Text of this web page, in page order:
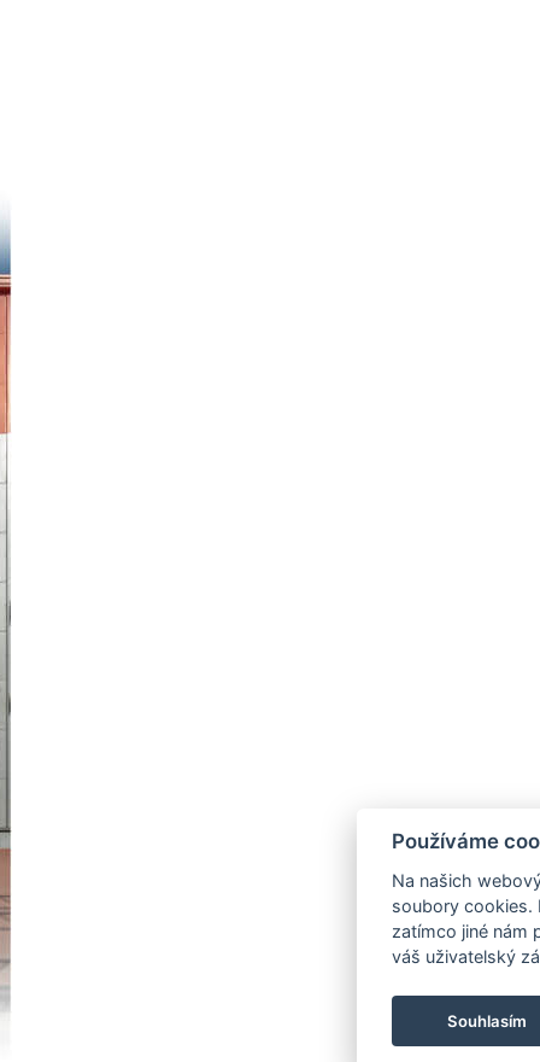
Používáme
Na našich
soubory cookies.
zatímco jiné nám
váš uživatelský
Souhlasím